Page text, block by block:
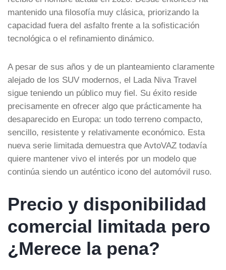
mantenido una filosofía muy clásica, priorizando la
capacidad fuera del asfalto frente a la sofisticación
tecnológica o el refinamiento dinámico.
A pesar de sus años y de un planteamiento claramente
alejado de los SUV modernos, el Lada Niva Travel
sigue teniendo un público muy fiel. Su éxito reside
precisamente en ofrecer algo que prácticamente ha
desaparecido en Europa: un todo terreno compacto,
sencillo, resistente y relativamente económico. Esta
nueva serie limitada demuestra que AvtoVAZ todavía
quiere mantener vivo el interés por un modelo que
continúa siendo un auténtico icono del automóvil ruso.
Precio y disponibilidad
comercial limitada pero
¿Merece la pena?